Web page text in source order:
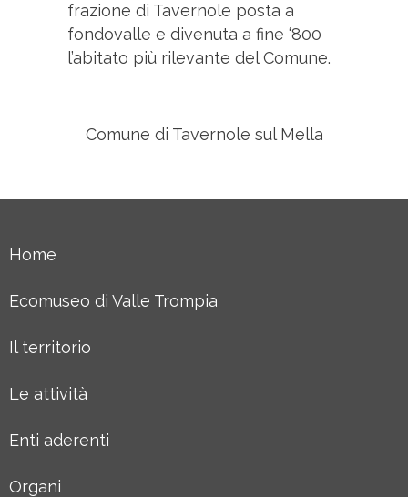
frazione di Tavernole posta a
fondovalle e divenuta a fine ‘800
l’abitato più rilevante del Comune.
Comune di Tavernole sul Mella
Home
Ecomuseo di Valle Trompia
Il territorio
Le attività
Enti aderenti
Organi